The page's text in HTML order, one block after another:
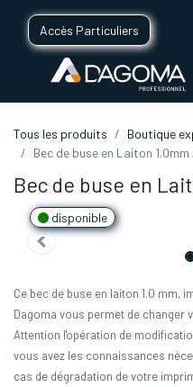
Accès Particuliers
Tous les produits
Boutique
Bec de buse en Laiton 1.0mm
Bec de buse en
disponible
Ce bec de buse en laiton 1.0 mm,
Dagoma vous permet de changer
Attention l'opération de
vous avez les connaissances
cas de dégradation de votre